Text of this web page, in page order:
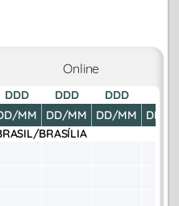
Online
DDD
MM
DDD
DD/MM
DDD
DD/MM
DD/
BRASÍLIA